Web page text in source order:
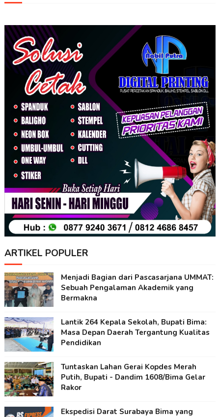
ARTIKEL POPULER
Menjadi Bagian dari Pascasarjana UMMAT:
Sebuah Pengalaman Akademik yang
Bermakna
Lantik 264 Kepala Sekolah, Bupati Bima:
Masa Depan Daerah Tergantung Kualitas
Pendidikan
Tuntaskan Lahan Gerai Kopdes Merah
Putih, Bupati - Dandim 1608/Bima Gelar
Rakor
Ekspedisi Darat Surabaya Bima yang